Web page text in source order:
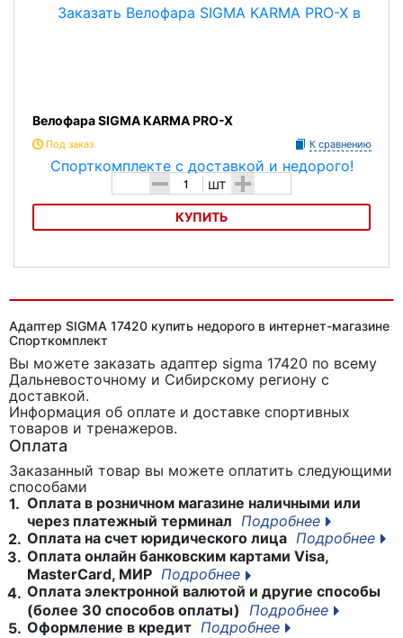
Велофара SIGMA KARMA PRO-X
Под заказ К сравнению
- шт +
КУПИТЬ
Адаптер SIGMA 17420 купить недорого в интернет-магазине
Спорткомплект
Вы можете заказать адаптер sigma 17420 по всему
Дальневосточному и Сибирскому региону с
доставкой.
Информация об оплате и доставке спортивных
товаров и тренажеров.
Оплата
Заказанный товар вы можете оплатить следующими
способами
1. Оплата в розничном магазине наличными или
через платежный терминал Подробнее
2. Оплата на счет юридического лица Подробнее
3. Оплата онлайн банковским картами Visa,
MasterCard, МИР Подробнее
4. Оплата электронной валютой и другие способы
(более 30 способов оплаты)
Подробнее
5. Оформление в кредит Подробнее